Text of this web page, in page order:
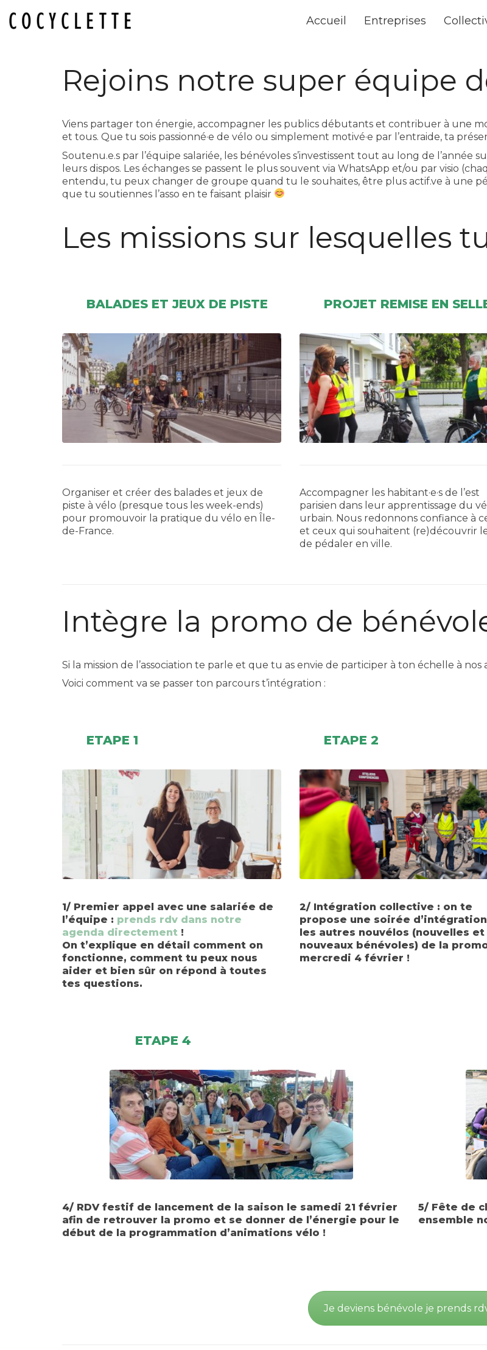
Accueil Entreprises
Rejoins notre super équipe
Viens partager ton énergie, accompagner les publics débutants et contribuer à une
et tous. Que tu sois passionné·e de vélo ou simplement motivé·e par l’entraide, ta
Soutenu.e.s par l’équipe salariée, les bénévoles s’investissent tout au long de
leurs dispos. Les échanges se passent le plus souvent via WhatsApp et/ou par visio
entendu, tu peux changer de groupe quand tu le souhaites, être plus actif.ve à une
que tu soutiennes l’asso en te faisant plaisir
Les missions sur lesquelles
BALADES ET JEUX DE PISTE
Organiser et créer des balades et jeux de
piste à vélo (presque tous les week-ends)
pour promouvoir la pratique du vélo en Île-
de-France.
PROJET REMISE EN
Accompagner les habitant·e·s de l’est
parisien dans leur apprentissage du
urbain. Nous redonnons confiance à
et ceux qui souhaitent (re)découvrir
de pédaler en ville.
Intègre la promo de
Si la mission de l’association te parle et que tu as envie de participer à ton échelle à
Voici comment va se passer ton parcours t’intégration :
ETAPE 1
1/ Premier appel avec une salariée de
l’équipe : prends rdv dans notre
agenda directement !
On t’explique en détail comment on
fonctionne, comment tu peux nous
aider et bien sûr on répond à toutes
tes questions.
ETAPE 2
2/ Intégration collective : on te
propose une soirée
les autres nouvélos (nouvelles et
nouveaux bénévoles) de la
mercredi 4 février !
ETAPE 4
4/ RDV festif de lancement de la saison le samedi 21 février
afin de retrouver la promo et se donner de l’énergie pour le
début de la programmation d’animations vélo !
5/ Fête de
ensemble
Je deviens bénévole je prends